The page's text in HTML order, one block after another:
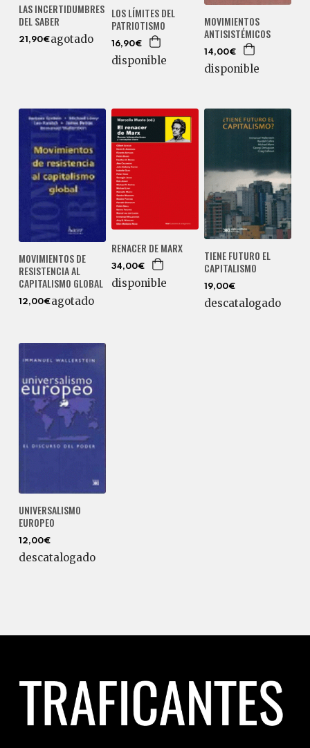
LAS INCERTIDUMBRES
DEL SABER
21,90€agotado
LOS LÍMITES DEL
PATRIOTISMO
16,90€
disponible
MOVIMIENTOS
ANTISISTÉMICOS
14,00€
disponible
MOVIMIENTOS DE
RESISTENCIA AL
CAPITALISMO GLOBAL
12,00€agotado
RENACER DE MARX
34,00€
disponible
TIENE FUTURO EL
CAPITALISMO
19,00€
descatalogado
UNIVERSALISMO
EUROPEO
12,00€
descatalogado